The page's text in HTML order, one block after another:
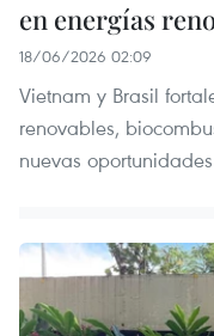
en energías
18/06/2026 02:09
Vietnam y Brasil
renovables,
nuevas